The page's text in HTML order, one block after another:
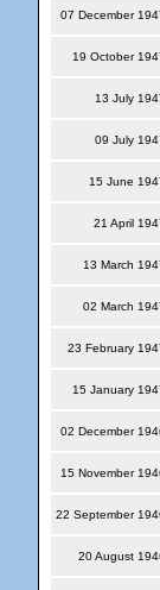
07 December
19 October
13 July
09 July
15 June
21 April
13 March
02 March
23 February
15 January
02 December
15 November
22 September
20 August